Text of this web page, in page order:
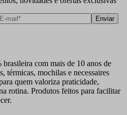
Enviar
com mais de 10 anos de
térmicas, mochilas e necessaires
quem valoriza praticidade,
rotina. Produtos feitos para facilitar